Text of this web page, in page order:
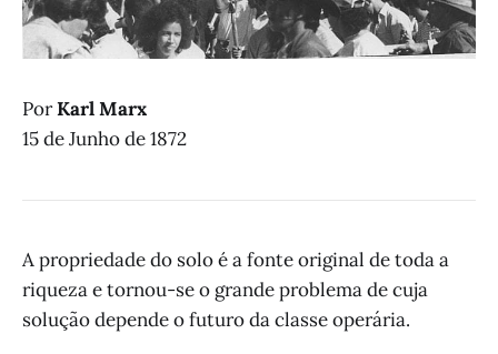
PorKarl Marx
15 de Junho de 1872
A propriedade do solo é a fonte original de toda a
riqueza e tornou-se o grande problema de cuja
solução depende o futuro da classe operária.